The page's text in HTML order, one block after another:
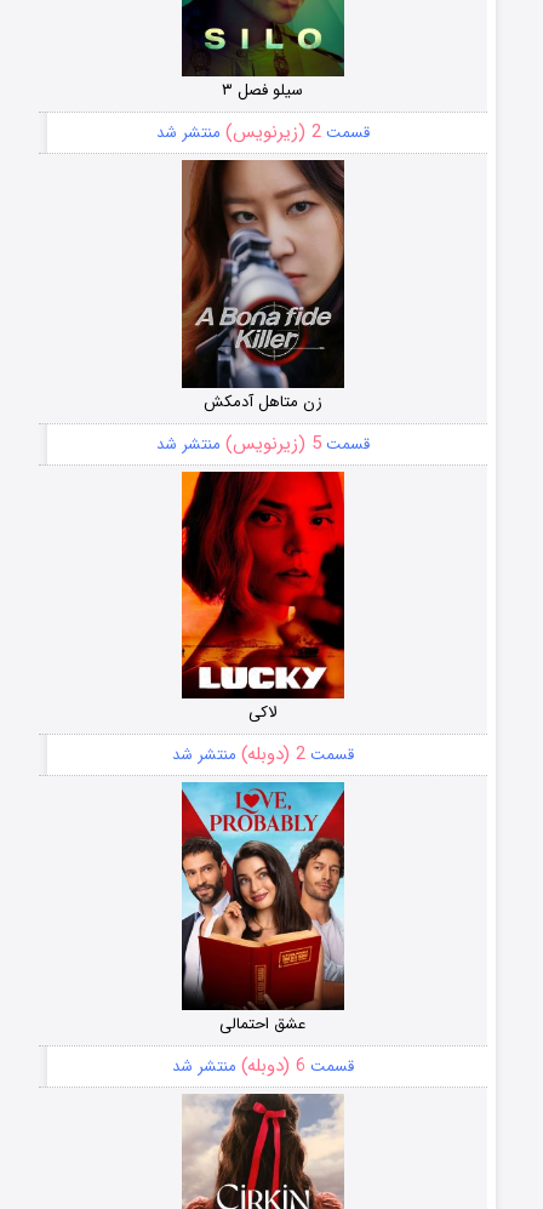
سیلو فصل ۳
قسمت2 (زیرنویس) منتشر شد
زن متاهل آدمکش
قسمت5 (زیرنویس) منتشر شد
لاکی
قسمت2 (دوبله) منتشر شد
عشق احتمالی
قسمت 6 (دوبله) منتشر شد